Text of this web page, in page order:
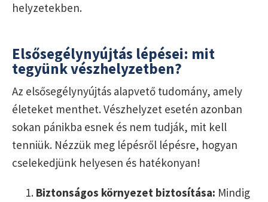
helyzetekben.
Elsősegélynyújtás lépései: mit
tegyünk vészhelyzetben?
Az elsősegélynyújtás alapvető tudomány, amely
életeket menthet. Vészhelyzet esetén azonban
sokan pánikba esnek és nem tudják, mit kell
tenniük. Nézzük meg lépésről lépésre, hogyan
cselekedjünk helyesen és hatékonyan!
Biztonságos környezet biztosítása: Mindig